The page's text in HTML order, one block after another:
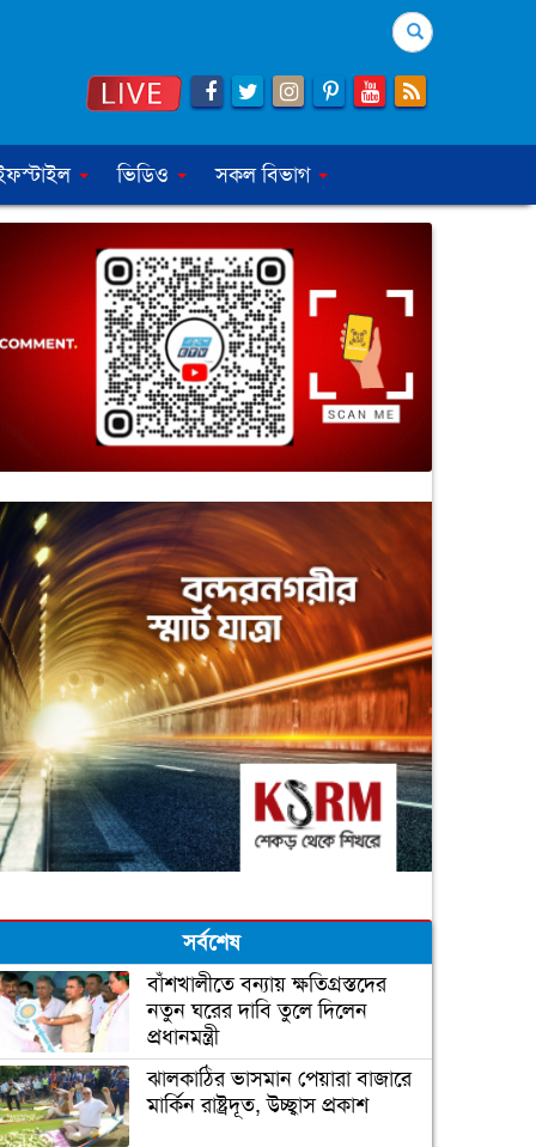
Search
ভিডিও সকল বিভাগ
সর্বশেষ
বাঁশখালীতে বন্যায় ক্ষতিগ্রস্তদের
নতুন ঘরের দাবি তুলে দিলেন
প্রধানমন্ত্রী
ঝালকাঠির ভাসমান পেয়ারা বাজারে
মার্কিন রাষ্ট্রদূত, উচ্ছ্বাস প্রকাশ